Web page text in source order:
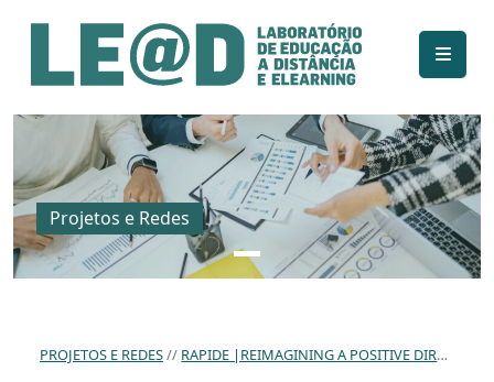
Ir para o conteúdo principal
Informações de acessibilidade
Mapa do site
Projetos e Redes
PROJETOS E REDES RAPIDE |REIMAGINING A POSITIVE DIRECTION FOR EDUCATION